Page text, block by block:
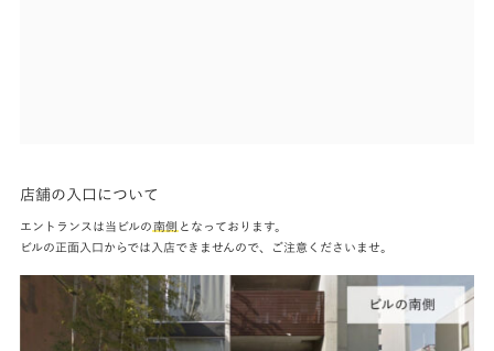
店舗の入口について
エントランスは当ビルの南側 となっております。
ビルの正面入口からでは入店できませんので、ご注意くださいませ。